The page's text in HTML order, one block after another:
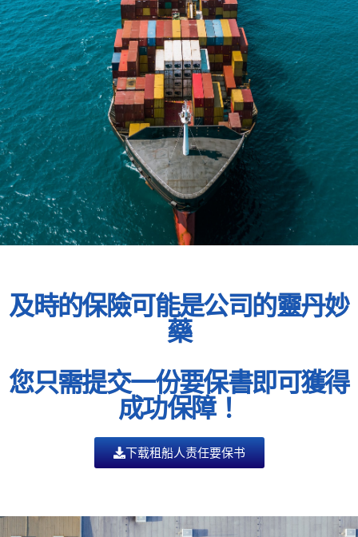
及時的保險可能是公司的靈丹妙
藥
您只需提交一份要保書即可獲得
成功保障！
下载租船人责任​要保书